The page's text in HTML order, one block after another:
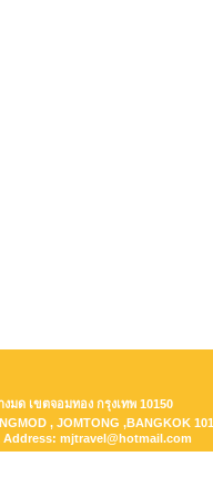
มด เขตจอมทอง กรุงเทพ 10150
, JOMTONG ,BANGKOK
Address: mjtravel@hotmail.com